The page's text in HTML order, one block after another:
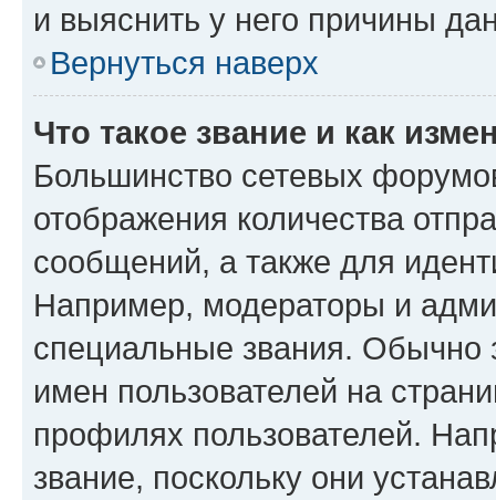
и выяснить у него причины
Вернуться наверх
Что такое звание и как
Большинство сетевых
отображения количества
сообщений, а также для
Например, модераторы и
специальные звания. Обычно
имен пользователей на
профилях пользователей.
звание, поскольку они